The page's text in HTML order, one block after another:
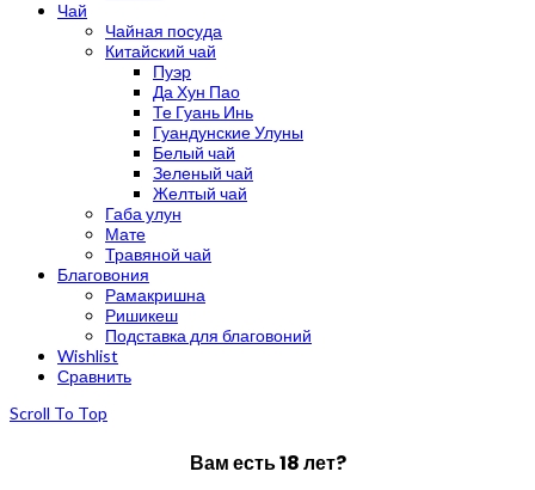
Чай
Чайная посуда
Китайский чай
Пуэр
Да Хун Пао
Те Гуань Инь
Гуандунские Улуны
Белый чай
Зеленый чай
Желтый чай
Габа улун
Мате
Травяной чай
Благовония
Рамакришна
Ришикеш
Подставка для благовоний
Wishlist
Сравнить
Scroll To Top
Вам есть 18 лет?